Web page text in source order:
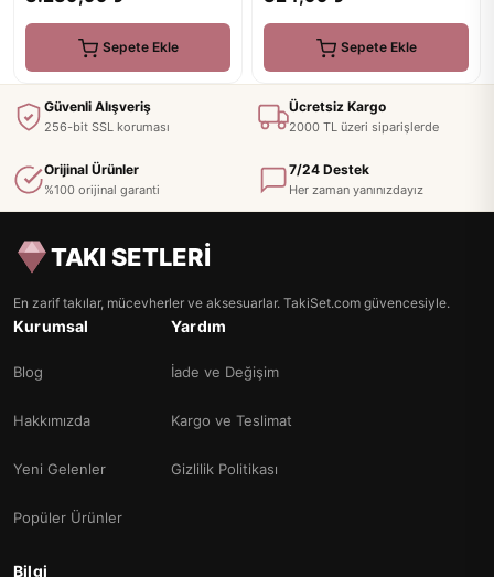
Sepete Ekle Sepete Ekle
Güvenli Alışveriş
256-bit SSL koruması
Ücretsiz Kargo
2000 TL üzeri siparişlerde
Orijinal Ürünler
%100 orijinal garanti
7/24 Destek
Her zaman yanınızdayız
TAKI SETLERİ
En zarif takılar, mücevherler ve aksesuarlar. TakiSet.com güvencesiyle.
Kurumsal
Blog
Hakkımızda
Yeni Gelenler
Popüler Ürünler
Yardım
İade ve Değişim
Kargo ve Teslimat
Gizlilik Politikası
Bilgi